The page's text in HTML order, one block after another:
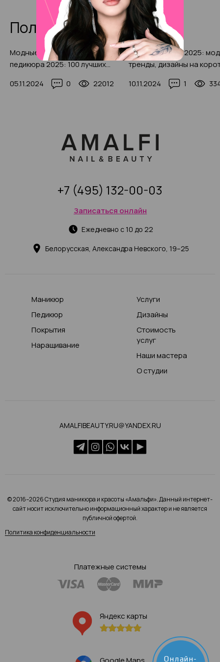
Полезные статьи
Модные идеи черного
педикюра 2025: 100 лучших
05.11.2024 0 22012
Белый маникюр 2025:
тренды, дизайны на
идей (300+ фото)
10.11.2024 1
Белорусская, Александра Невского, 19–25
Ежедневно с 10 до 22
Записаться онлайн
+7 (495) 132-00-03
Маникюр
Педикюр
Покрытия
Наращивание
Услуги
Дизайны
Стоимость
услуг
Наши мастера
О студии
AMALFIBEAUTY.RU@YANDEX.RU
© 2016–2026 Студия маникюра и красоты «Амальфи». Данный интернет-
сайт носит исключительно информационный характер и не является
публичной офертой.
Политика конфиденциальности
Платежные системы
Яндекс карты
Онлайн-